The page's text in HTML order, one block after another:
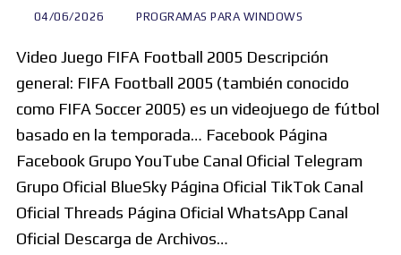
04/06/2026 PROGRAMAS PARA WINDOWS
Video Juego FIFA Football 2005 Descripción
general: FIFA Football 2005 (también conocido
como FIFA Soccer 2005) es un videojuego de fútbol
basado en la temporada… Facebook Página
Facebook Grupo YouTube Canal Oficial Telegram
Grupo Oficial BlueSky Página Oficial TikTok Canal
Oficial Threads Página Oficial WhatsApp Canal
Oficial Descarga de Archivos…